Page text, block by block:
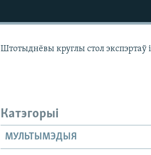
Штотыднёвы круглы стол экспэртаў
Катэгорыі
МУЛЬТЫМЭДЫЯ